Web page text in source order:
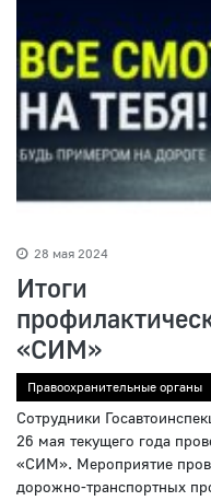
28 мая 2024
Итоги
«СИМ»
Правоохранительные органы
Сотрудники
26 мая текущего года
«СИМ». Мероприятие
дорожно-транспортных